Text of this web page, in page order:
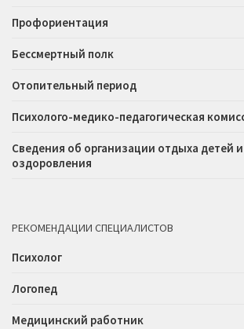
Профориентация
Бессмертный полк
Отопительный период
Психолого-медико-педагогическая
Сведения об организации отдыха детей
оздоровления
РЕКОМЕНДАЦИИ СПЕЦИАЛИСТОВ
Психолог
Логопед
Медицинский работник